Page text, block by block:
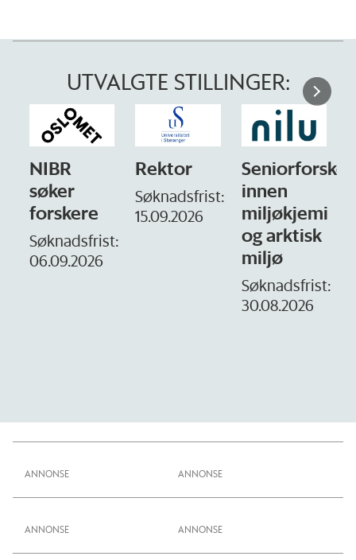
UTVALGTE STILLINGER:
NIBR
søker
forskere
Søknadsfrist:
06.09.2026
Rektor
Søknadsfrist:
15.09.2026
Seniorforsker
innen
miljøkjemi
og arktisk
miljø
Søknadsfrist:
30.08.2026
ANNONSE
ANNONSE